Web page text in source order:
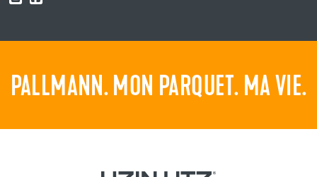
PALLMANN. MON PARQUET. MA VIE.